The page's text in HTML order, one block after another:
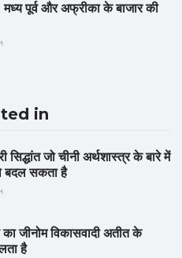
पूर्व और अफ्रीका के बाजार की
in
सिद्धांत जो चीनी अर्थशास्त्र के बारे में
बदल सकता है
का जीनोम विकासवादी अतीत के
है